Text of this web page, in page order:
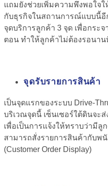
แถมยังช่วยเพิ่มความพึงพอใจ
กับธุรกิจในสถานการณ์แบบนี้อี
จุดบริการลูกค้า 3 จุด เพื่อกระ
ตอน ทำให้ลูกค้าไม่ต้องรอนาน
จุดรับรายการสินค้า
เป็นจุดแรกของระบบ Drive-
บริเวณจุดนี้ เซ็นเซอร์ใต้ดินจ
เพื่อเป็นการแจ้งให้ทราบว่ามี
สามารถสั่งรายการสินค้ากับพนั
(Customer Order Display)